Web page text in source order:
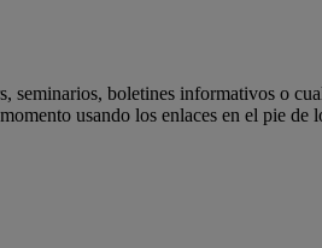
seminarios, boletines informativos o
usando los enlaces en el pie de